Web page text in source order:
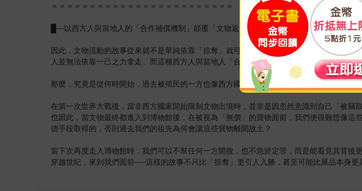
＝＝＝＝＝＝＝＝＝＝＝＝＝＝＝＝＝＝＝＝＝＝＝＝
█—以西方人與當地人的「合作補償機制」顛覆「文物返還論」！
因此，文物流動的故事從來就不是單純依靠「掠奪」就可以解釋。事實上，除了極少數藏
人並無法依靠一己之力拿走。而這種西方人與當地人「合作補償」的機制，今日卻常被評論家
那麼，究竟是從何時開始，過去被殖民的一方也像西方國家一樣，將藝術品和古物視為無價
在第一次世界大戰後，當非西方國家開始限制文物出境時，並非是因忽然意識到自己「被竊
也因此，當文物最終都進入到博物館後，在被視為「無價」的寶物面前，我們便很難想像
德手段取得的，否則過去我們的祖先為何會讓這些寶物離開故土？
當下次再度走入博物館時，我們可以不幫任何一方開脫，也不急於定罪，而是能看見其背後
穿越世紀，來到我們面前──這樣的故事不只比「掠奪」更引人入勝，甚至可能比展品本身更